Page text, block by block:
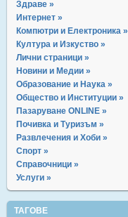
Здраве »
Интернет »
Компютри и Електроника »
Култура и Изкуство »
Лични страници »
Новини и Медии »
Образование и Наука »
Общество и Институции »
Пазаруване ONLINE »
Почивка и Туризъм »
Развлечения и Хоби »
Спорт »
Справочници »
Услуги »
ТАГОВЕ